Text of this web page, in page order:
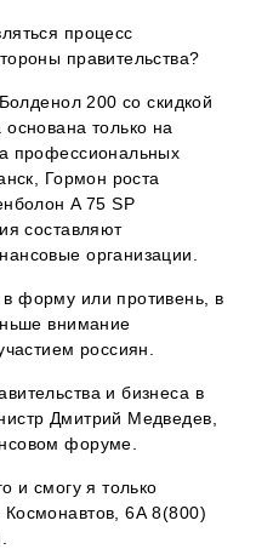
процесс
правительства?
200 со скидкой
только на
профессиональных
Гормон роста
A 75 SP
составляют
организации.
форму или противень, в
внимание
россиян.
и бизнеса в
Дмитрий Медведев,
форуме.
и смогу я только
6А 8(800)